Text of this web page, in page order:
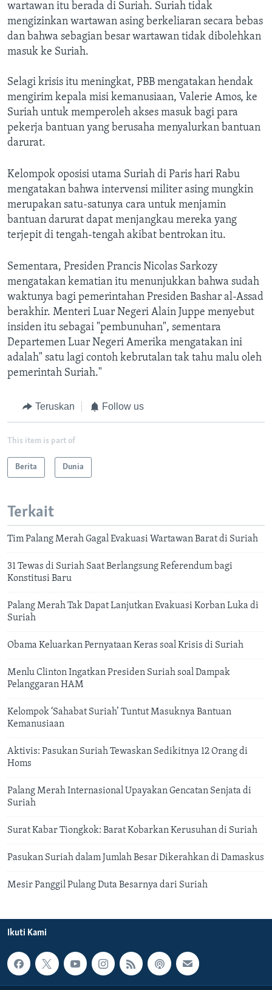
wartawan itu berada di Suriah. Suriah tidak
mengizinkan wartawan asing berkeliaran secara bebas
dan bahwa sebagian besar wartawan tidak dibolehkan
masuk ke Suriah.
Selagi krisis itu meningkat, PBB mengatakan hendak
mengirim kepala misi kemanusiaan, Valerie Amos, ke
Suriah untuk memperoleh akses masuk bagi para
pekerja bantuan yang berusaha menyalurkan bantuan
darurat.
Kelompok oposisi utama Suriah di Paris hari Rabu
mengatakan bahwa intervensi militer asing mungkin
merupakan satu-satunya cara untuk menjamin
bantuan darurat dapat menjangkau mereka yang
terjepit di tengah-tengah akibat bentrokan itu.
Sementara, Presiden Prancis Nicolas Sarkozy
mengatakan kematian itu menunjukkan bahwa sudah
waktunya bagi pemerintahan Presiden Bashar al-Assad
berakhir. Menteri Luar Negeri Alain Juppe menyebut
insiden itu sebagai "pembunuhan", sementara
Departemen Luar Negeri Amerika mengatakan ini
adalah" satu lagi contoh kebrutalan tak tahu malu oleh
pemerintah Suriah."
Teruskan Follow us
This item is part of
Berita Dunia
Terkait
Tim Palang Merah Gagal Evakuasi Wartawan Barat di Suriah
31 Tewas di Suriah Saat Berlangsung Referendum bagi
Konstitusi Baru
Palang Merah Tak Dapat Lanjutkan Evakuasi Korban Luka di
Suriah
Obama Keluarkan Pernyataan Keras soal Krisis di Suriah
Menlu Clinton Ingatkan Presiden Suriah soal Dampak
Pelanggaran HAM
Kelompok ‘Sahabat Suriah’ Tuntut Masuknya Bantuan
Kemanusiaan
Aktivis: Pasukan Suriah Tewaskan Sedikitnya 12 Orang di
Homs
Palang Merah Internasional Upayakan Gencatan Senjata di
Suriah
Surat Kabar Tiongkok: Barat Kobarkan Kerusuhan di Suriah
Pasukan Suriah dalam Jumlah Besar Dikerahkan di Damaskus
Mesir Panggil Pulang Duta Besarnya dari Suriah
Ikuti Kami